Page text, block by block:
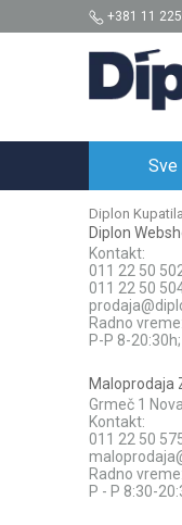
+381 11
Sve
Diplon Kupatila
Diplon
Kontakt:
011 22 50
011 22 50
Radno vreme:
P-P 8-
Maloprodaja
Grmeč 1
Kontakt:
011 22 50
Radno vreme:
P - P 8:30-